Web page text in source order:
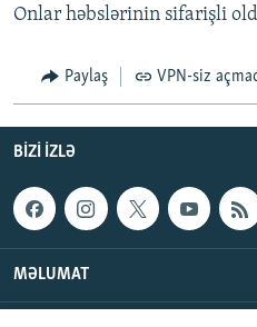
BIZIMLƏ ƏLAQƏ
Onlar həbslərinin sifarişli
Paylaş VPN-siz
BIZI IZLƏ
MƏLUMAT